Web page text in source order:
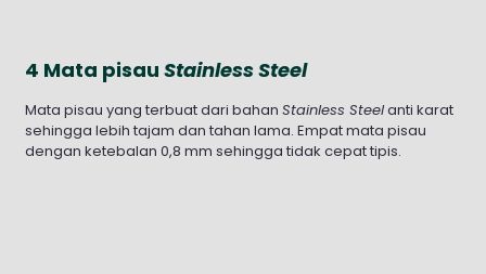
4 Mata pisau Stainless Steel
Mata pisau yang terbuat dari bahan Stainless Steelanti karat
sehingga lebih tajam dan tahan lama. Empat mata pisau
dengan ketebalan 0,8 mm sehingga tidak cepat tipis.